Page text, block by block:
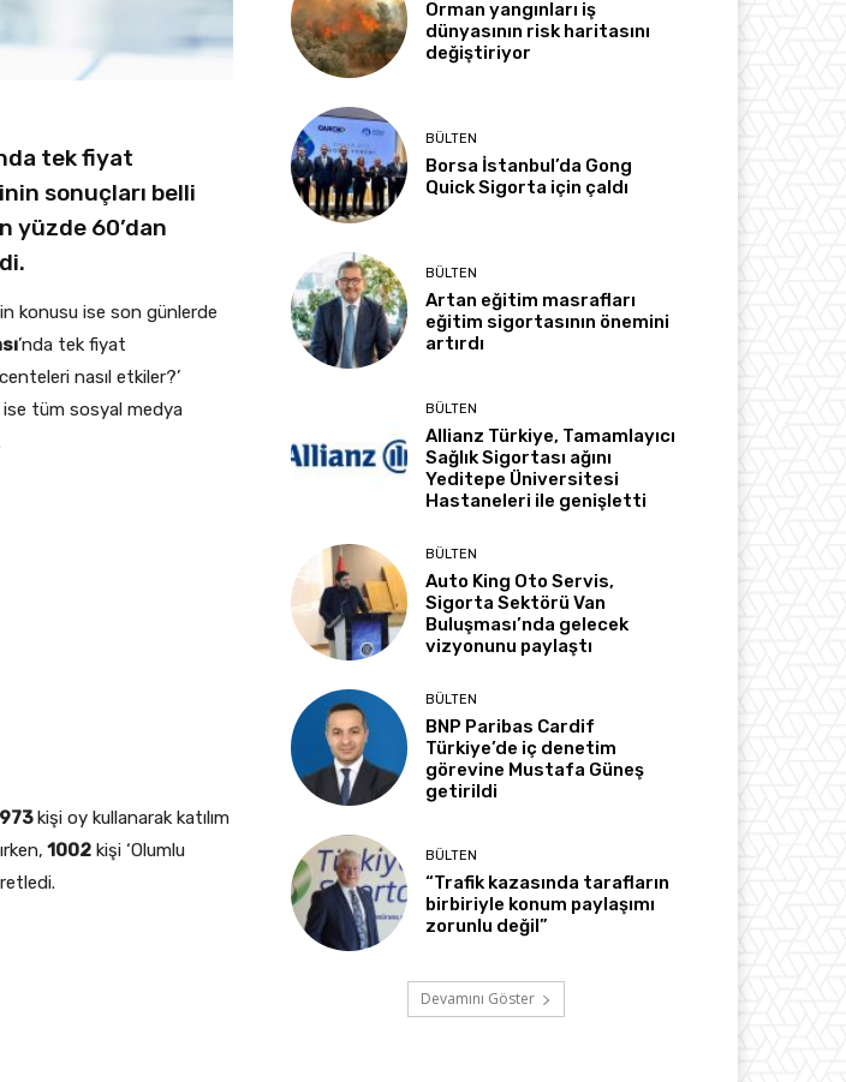
tek fiyat
sonuçları belli
yüzde 60’dan
konusu ise son günlerde
’nda tek fiyat
nasıl etkiler?’
ise tüm sosyal medya
kişi oy kullanarak katılım
1002 kişi ‘Olumlu
Orman yangınları iş
dünyasının risk haritasını
değiştiriyor
BÜLTEN
Borsa İstanbul’da Gong
Quick Sigorta için çaldı
BÜLTEN
Artan eğitim masrafları
eğitim sigortasının önemini
artırdı
BÜLTEN
Allianz Türkiye, Tamamlayıcı
Sağlık Sigortası ağını
Yeditepe Üniversitesi
Hastaneleri ile genişletti
BÜLTEN
Auto King Oto Servis,
Sigorta Sektörü Van
Buluşması’nda gelecek
vizyonunu paylaştı
BÜLTEN
BNP Paribas Cardif
Türkiye’de iç denetim
görevine Mustafa Güneş
getirildi
BÜLTEN
“Trafik kazasında tarafların
birbiriyle konum paylaşımı
zorunlu değil”
Devamını Göster